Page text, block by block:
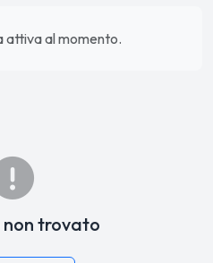
attiva al momento.
trovato